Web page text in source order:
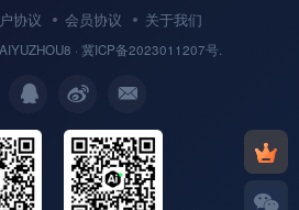
协议 会员协议 关于我们
AIYUZHOU8 · 冀ICP备2023011207号.